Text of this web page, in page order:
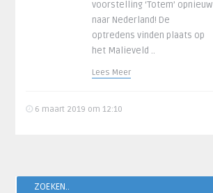
voorstelling ‘Totem’ opnieuw
naar Nederland! De
optredens vinden plaats op
het Malieveld ..
Lees Meer
6 maart 2019 om 12:10
ZOEKEN..